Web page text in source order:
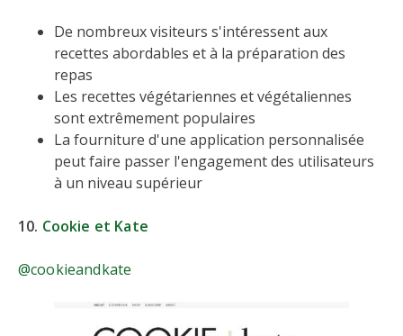
De nombreux visiteurs s'intéressent aux
recettes abordables et à la préparation des
repas
Les recettes végétariennes et végétaliennes
sont extrêmement populaires
La fourniture d'une application personnalisée
peut faire passer l'engagement des utilisateurs
à un niveau supérieur
10. Cookie et Kate
@cookieandkate